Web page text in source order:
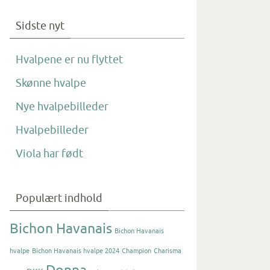
Sidste nyt
Hvalpene er nu flyttet
Skønne hvalpe
Nye hvalpebilleder
Hvalpebilleder
Viola har født
Populært indhold
Bichon Havanais Bichon Havanais
hvalpe Bichon Havanais hvalpe 2024 Champion Charisma